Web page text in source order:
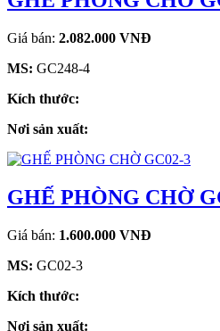
Giá bán: 2.082.000 VNĐ
MS: GC248-4
Kích thước:
Nơi sản xuất:
GHẾ PHÒNG CHỜ
Giá bán: 1.600.000 VNĐ
MS: GC02-3
Kích thước:
Nơi sản xuất: